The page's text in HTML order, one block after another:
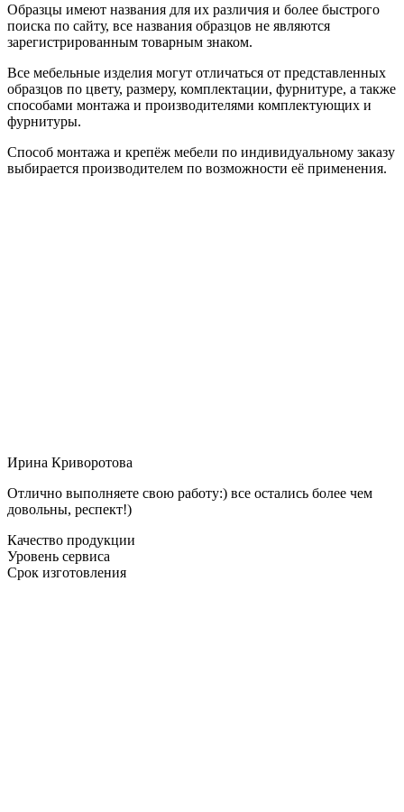
Образцы имеют названия для их различия и более быстрого
поиска по сайту, все названия образцов не являются
зарегистрированным товарным знаком.
Все мебельные изделия могут отличаться от представленных
образцов по цвету, размеру, комплектации, фурнитуре, а также
способами монтажа и производителями комплектующих и
фурнитуры.
Способ монтажа и крепёж мебели по индивидуальному заказу
выбирается производителем по возможности её применения.
Ирина Криворотова
Отлично выполняете свою работу:) все остались более чем
довольны, респект!)
Качество продукции
Уровень сервиса
Срок изготовления